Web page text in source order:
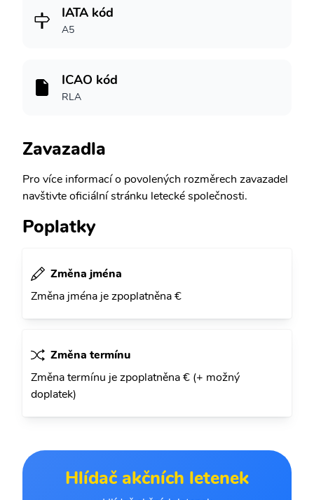
IATA kód
A5
ICAO kód
RLA
Zavazadla
Pro více informací o povolených rozměrech zavazadel
navštivte oficiální stránku letecké společnosti.
Poplatky
Změna jména
Změna jména je zpoplatněna €
Změna termínu
Změna termínu je zpoplatněna € (+ možný
doplatek)
Hlídač akčních letenek